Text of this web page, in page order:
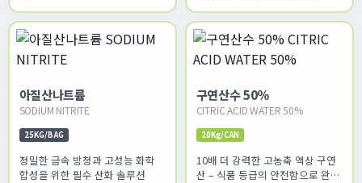
아질산나트륨
SODIUM NITRITE
25KG/BAG
정밀한 금속 방청과 고성능 화학
합성을 위한 필수 산화 솔루션
구연산수 50%
CITRIC ACID WATER 50%
20Kg/CAN
10배 더 강력한 고농축 액상 구연
산 – 식품 등급의 안전함으로 완성